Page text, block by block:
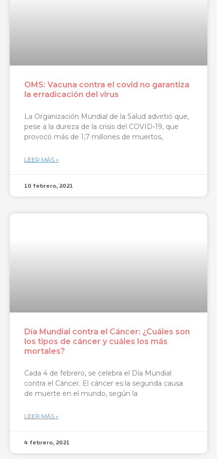
OMS: Vacuna contra el covid no garantiza
la erradicación del virus
La Organización Mundial de la Salud advirtió que,
pese a la dureza de la crisis del COVID-19, que
provocó más de 1,7 millones de muertos,
LEER MÁS »
10 febrero, 2021
Día Mundial contra el Cáncer: ¿Cuáles son
los tipos de cáncer y cuáles los más
mortales?
Cada 4 de febrero, se celebra el Día Mundial
contra el Cáncer. El cáncer es la segunda causa
de muerte en el mundo, según la
LEER MÁS »
4 febrero, 2021